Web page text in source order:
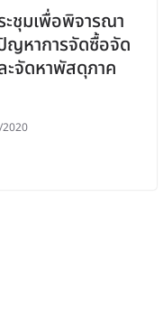
ะชุมเพื่อพิจารณา
ญหาการจัดซื้อจัด
ะจัดหาพัสดุภาค